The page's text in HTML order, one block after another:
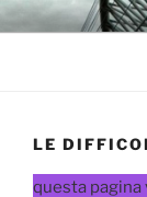
Salta
al
Un Blog sul
LE
questa